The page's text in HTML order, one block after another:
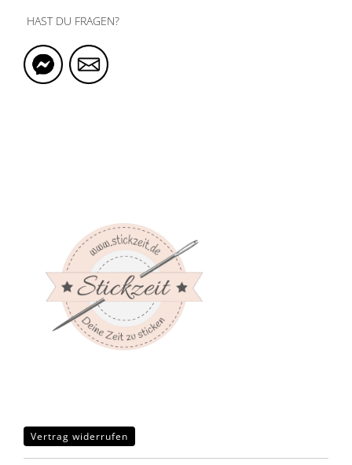
HAST DU FRAGEN?
Vertrag widerrufen